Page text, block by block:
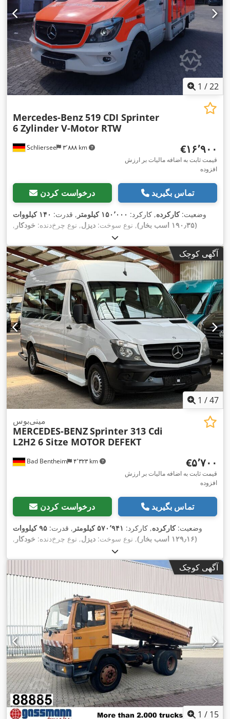
1 /22
Schliersee ۳٬۸۸۸ km
Mercedes-Benz519 CDI Sprinter
6 Zylinder V-Motor RTW
‎€۱۶٬۹۰۰
قیمت ثابت به اضافه مالیات بر ارزش
افزوده
درخواست کردن تماس بگیرید
وضعیت:کارکرده, کارکرد: ۱۵۰٬۰۰۰ کیلومتر , قدرت:
۱۴۰ کیلووات
(۱۹۰٫۳۵ اسب بخار)
, نوع سوخت: دیزل, نوع چرخ‌دنده: خودکار ,
خالی:۳٬۹۷۰ کیلوگرم , ثبت‌نام اولیه:۰۱/۲۰۱۹, کلاس انتشار:یورو ۶ ,
تعداد صندلی‌ها:۵, تعداد مالکان قبلی:۱, تجهیزات:بخاری پارکینگ,
تهویه مطبوع, قفل مرکزی, کروز کنترل
آگهی کوچک
1 /47
Bad Bentheim ۴٬۳۲۳ km
مینی‌بوس
MERCEDES-BENZSprinter 313 Cdi
L2H2 6 Sitze MOTOR DEFEKT
‎€۵٬۷۰۰
قیمت ثابت به اضافه مالیات بر ارزش
افزوده
درخواست کردن تماس بگیرید
وضعیت:کارکرده, کارکرد: ۵۷۰٬۹۴۱ کیلومتر , قدرت:
۹۵ کیلووات
(۱۲۹٫۱۶ اسب بخار)
, نوع سوخت: دیزل, نوع چرخ‌دنده: خودکار ,
ثبت‌نام اولیه:
انتشار:یورو ۶ , رنگ:سفید, تعداد صندلی‌ها:۶, تجهیزات:اِی‌بی‌اِس‎,
سیستم ایموبیلایزر, فیلتر دوده, قفل مرکزی
آگهی کوچک
1 / 15